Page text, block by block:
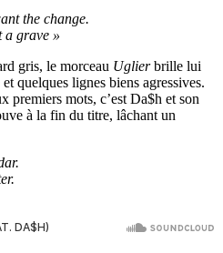
the change.
a grave »
gris, le morceau Uglierbrille lui
quelques lignes biens agressives.
premiers mots, c’est Da$h et son
à la fin du titre, lâchant un